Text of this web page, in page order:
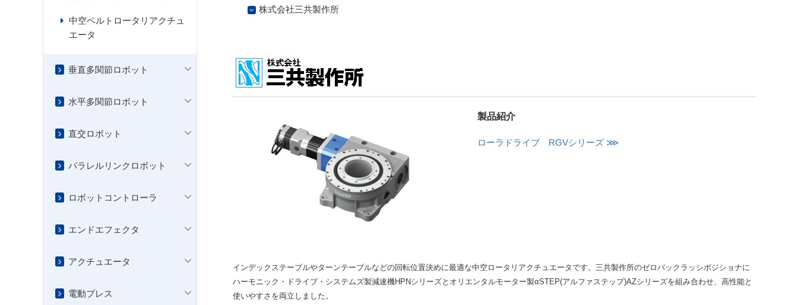
株式会社三共製作所
製品紹介
ローラドライブ RGVシリーズ ⋙
インデックステーブルやターンテーブルなどの回転位置決めに最適な中空ロータリアクチュエータです。三共製作所のゼロバックラッシポジショナに
ハーモニック・ドライブ・システムズ製減速機HPNシリーズとオリエンタルモーター製αSTEP(アルファステップ)AZシリーズを組み合わせ、高性能と
使いやすさを両立しました。
中空ベルトロータリアクチュ
エータ
垂直多関節ロボット
水平多関節ロボット
直交ロボット
パラレルリンクロボット
ロボットコントローラ
エンドエフェクタ
アクチュエータ
電動プレス